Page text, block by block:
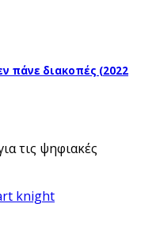
πάνε διακοπές (2022
τις ψηφιακές